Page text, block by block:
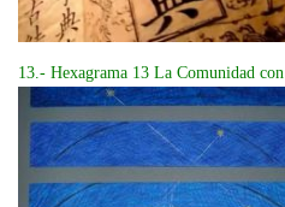
13.- Hexagrama 13 La Comunidad